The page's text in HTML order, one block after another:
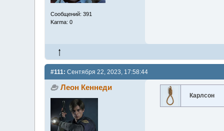
Сообщений: 391
Karma: 0
#111: Сентября 22, 2023, 17:58:44
Леон Кеннеди
Карлсон